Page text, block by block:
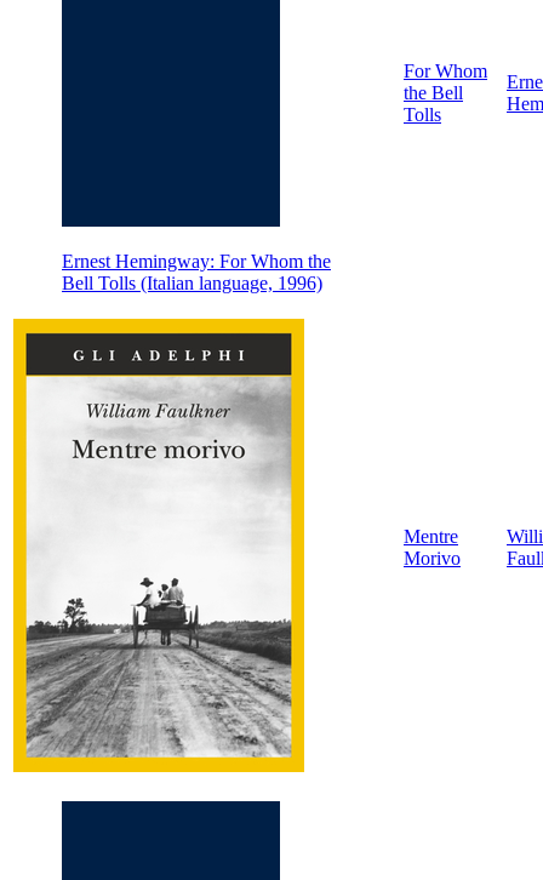
Ernest Hemingway: For Whom the
Bell Tolls (Italian language, 1996)
For Whom
the Bell
Tolls
Mentre
Morivo